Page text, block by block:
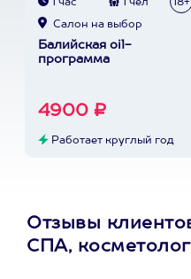
1 час 1 чел 18+
Cалон на выбор
Балийская oil-
программа
4900 ₽
Работает круглый год
Отзывы
СПА,